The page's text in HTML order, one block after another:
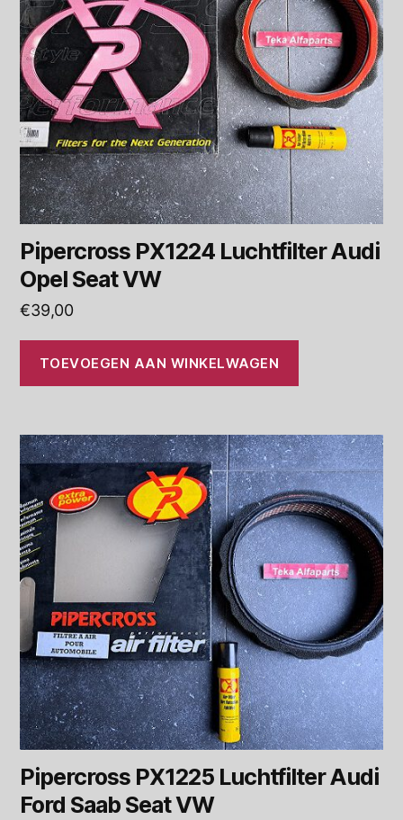
Pipercross PX1224 Luchtfilter Audi
Opel Seat VW
€39,00
TOEVOEGEN AAN WINKELWAGEN
Pipercross PX1225 Luchtfilter Audi
Ford Saab Seat VW